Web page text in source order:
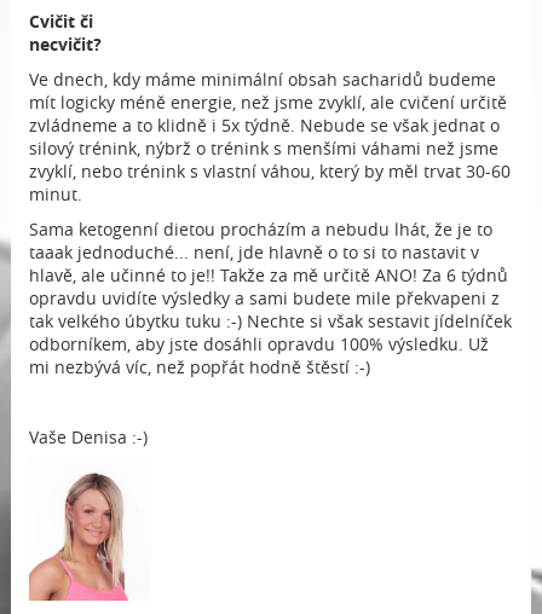
Cvičit či
Ve dnech, kdy máme minimální obsah sacharidů budeme
mít logicky méně energie, než jsme zvyklí, ale cvičení určitě
zvládneme a to klidně i 5x týdně. Nebude se však jednat o
silový trénink, nýbrž o trénink s menšími váhami než jsme
zvyklí, nebo trénink s vlastní váhou, který by měl trvat 30-60
minut.
Sama ketogenní dietou procházím a nebudu lhát, že je to
taaak jednoduché... není, jde hlavně o to si to nastavit v
hlavě, ale učinné to je!! Takže za mě určitě ANO! Za 6 týdnů
opravdu uvidíte výsledky a sami budete mile překvapeni z
tak velkého úbytku tuku :-) Nechte si však sestavit jídelníček
odborníkem, aby jste dosáhli opravdu 100% výsledku. Už
mi nezbývá víc, než popřát hodně štěstí :-)
Vaše Denisa :-)